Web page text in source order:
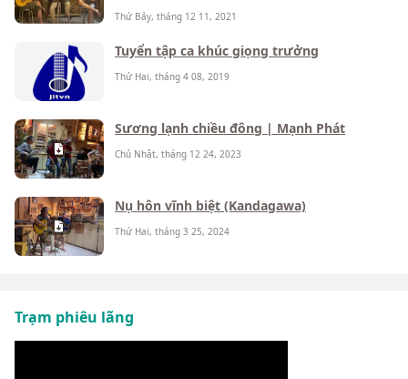
Thứ Bảy, tháng 12 11, 2021
Tuyển tập ca khúc giọng trưởng
Thứ Hai, tháng 4 08, 2019
Sương lạnh chiều đông | Mạnh Phát
Chủ Nhật, tháng 12 24, 2023
Nụ hôn vĩnh biệt (Kandagawa)
Thứ Hai, tháng 3 25, 2024
Trạm phiêu lãng